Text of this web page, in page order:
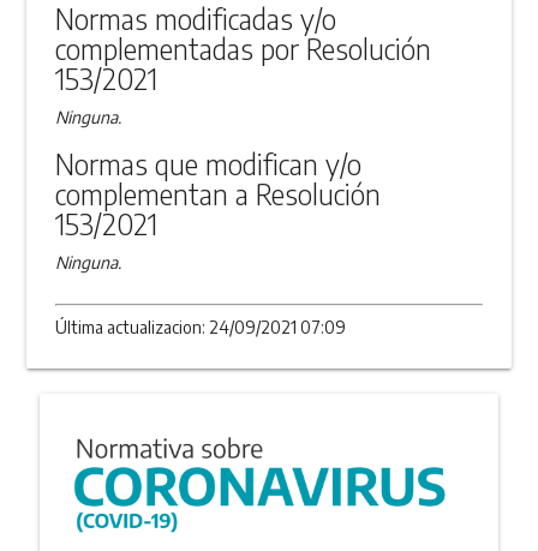
Normas modificadas y/o
complementadas por Resolución
153/2021
Ninguna.
Normas que modifican y/o
complementan a Resolución
153/2021
Ninguna.
Última actualizacion: 24/09/2021 07:09